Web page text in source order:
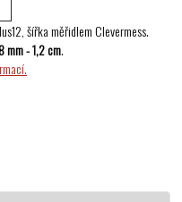
šířka měřidlem Clevermess.
mm - 1,2 cm.